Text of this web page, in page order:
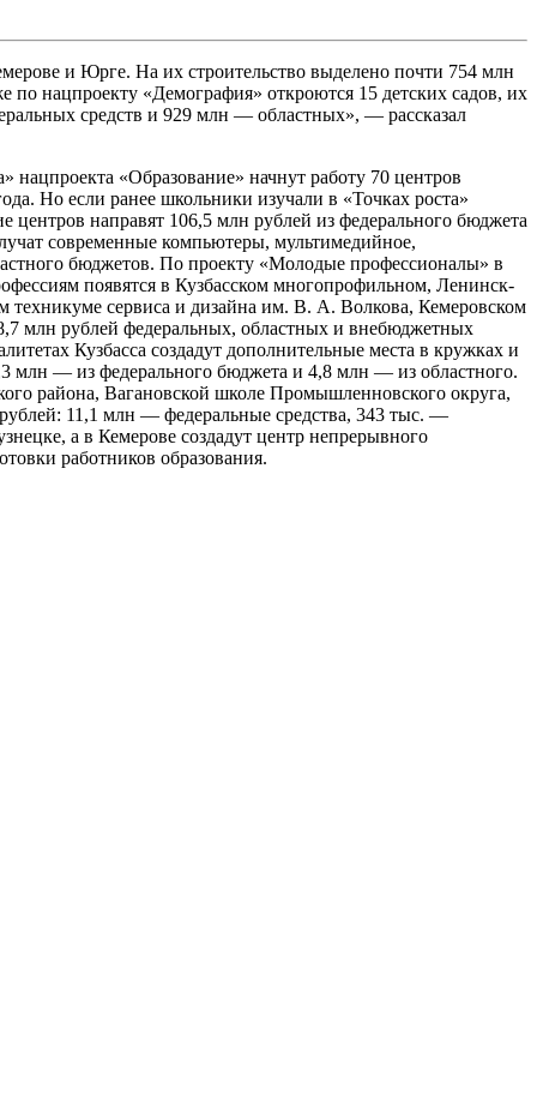
и Юрге. На их строительство выделено почти 754 млн
нацпроекту «Демография» откроются 15 детских садов, их
средств и 929 млн — областных», — рассказал
«Образование» начнут работу 70 центров
Но если ранее школьники изучали в «Точках роста»
направят 106,5 млн рублей из федерального бюджета
современные компьютеры, мультимедийное,
бюджетов. По проекту «Молодые профессионалы» в
появятся в Кузбасском многопрофильном, Ленинск-
техникуме сервиса и дизайна им. В. А. Волкова, Кемеровском
млн рублей федеральных, областных и внебюджетных
Кузбасса создадут дополнительные места в кружках и
млн — из федерального бюджета и 4,8 млн — из областного.
района, Вагановской школе Промышленновского округа,
11,1 млн — федеральные средства, 343 тыс. —
а в Кемерове создадут центр непрерывного
работников образования.